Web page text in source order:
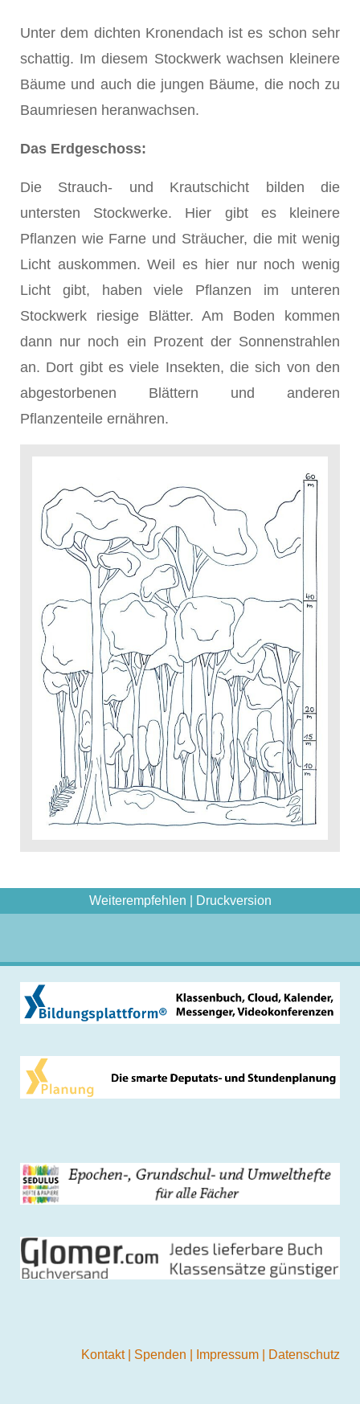
Unter dem dichten Kronendach ist es schon sehr
schattig. Im diesem Stockwerk wachsen kleinere
Bäume und auch die jungen Bäume, die noch zu
Baumriesen heranwachsen.
Das Erdgeschoss:
Die Strauch- und Krautschicht bilden die
untersten Stockwerke. Hier gibt es kleinere
Pflanzen wie Farne und Sträucher, die mit wenig
Licht auskommen. Weil es hier nur noch wenig
Licht gibt, haben viele Pflanzen im unteren
Stockwerk riesige Blätter. Am Boden kommen
dann nur noch ein Prozent der Sonnenstrahlen
an. Dort gibt es viele Insekten, die sich von den
abgestorbenen Blättern und anderen
Pflanzenteile ernähren.
Weiterempfehlen Druckversion
Kontakt Spenden Impressum Datenschutz